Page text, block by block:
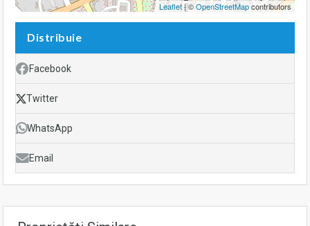
Leaflet| ©OpenStreetMapcontributors
Distribuie
Facebook
Twitter
WhatsApp
Email